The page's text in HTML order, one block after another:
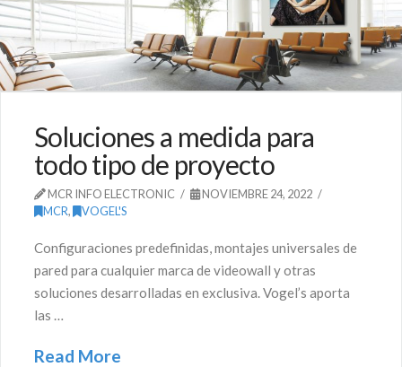
Soluciones a medida para
todo tipo de proyecto
MCR INFO ELECTRONIC
NOVIEMBRE 24, 2022
MCR, VOGEL'S
Configuraciones predefinidas, montajes universales de
pared para cualquier marca de videowall y otras
soluciones desarrolladas en exclusiva. Vogel’s aporta
las …
Read More